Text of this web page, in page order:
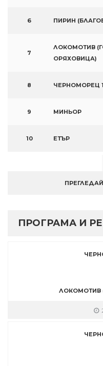
6 ПИРИН
7
ЛОКОМОТИВ
ОРЯХОВИЦА)
8 ЧЕРНОМОРЕЦ
9 МИНЬОР
10 ЕТЪР
ПРОГРАМА И
ЛОКОМОТИВ